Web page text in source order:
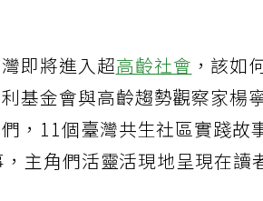
即將進入超高齡社會
，該如
基金會與高齡趨勢觀察家楊
，11個臺灣共生社區實踐故
主角們活靈活現地呈現在讀